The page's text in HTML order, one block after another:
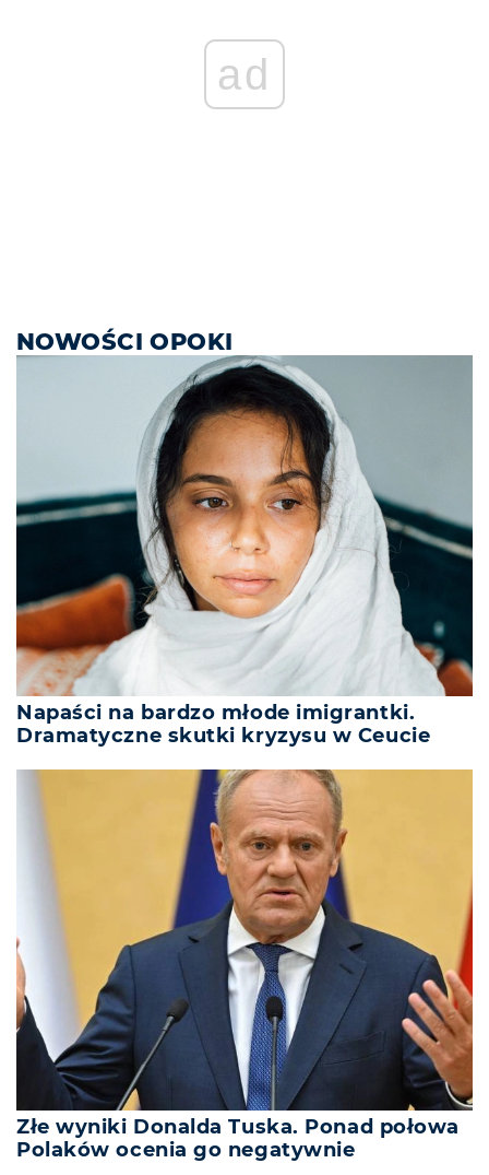
ad
NOWOŚCI OPOKI
Napaści na bardzo młode imigrantki.
Dramatyczne skutki kryzysu w Ceucie
Złe wyniki Donalda Tuska. Ponad połowa
Polaków ocenia go negatywnie